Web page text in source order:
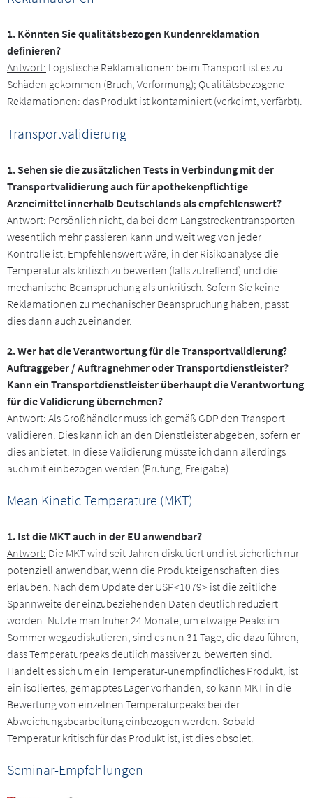
1. Könnten Sie qualitätsbezogen Kundenreklamation
definieren?
Antwort: Logistische Reklamationen: beim Transport ist es zu
Schäden gekommen (Bruch, Verformung); Qualitätsbezogene
Reklamationen: das Produkt ist kontaminiert (verkeimt, verfärbt).
Transportvalidierung
1. Sehen sie die zusätzlichen Tests in Verbindung mit der
Transportvalidierung auch für apothekenpflichtige
Arzneimittel innerhalb Deutschlands als empfehlenswert?
Antwort: Persönlich nicht, da bei dem Langstreckentransporten
wesentlich mehr passieren kann und weit weg von jeder
Kontrolle ist. Empfehlenswert wäre, in der Risikoanalyse die
Temperatur als kritisch zu bewerten (falls zutreffend) und die
mechanische Beanspruchung als unkritisch. Sofern Sie keine
Reklamationen zu mechanischer Beanspruchung haben, passt
dies dann auch zueinander.
2. Wer hat die Verantwortung für die Transportvalidierung?
Auftraggeber / Auftragnehmer oder Transportdienstleister?
Kann ein Transportdienstleister überhaupt die Verantwortung
für die Validierung übernehmen?
Antwort: Als Großhändler muss ich gemäß GDP den Transport
validieren. Dies kann ich an den Dienstleister abgeben, sofern er
dies anbietet. In diese Validierung müsste ich dann allerdings
auch mit einbezogen werden (Prüfung, Freigabe).
Mean Kinetic Temperature (MKT)
1. Ist die MKT auch in der EU anwendbar?
Antwort: Die MKT wird seit Jahren diskutiert und ist sicherlich nur
potenziell anwendbar, wenn die Produkteigenschaften dies
erlauben. Nach dem Update der USP<1079> ist die zeitliche
Spannweite der einzubeziehenden Daten deutlich reduziert
worden. Nutzte man früher 24 Monate, um etwaige Peaks im
Sommer wegzudiskutieren, sind es nun 31 Tage, die dazu führen,
dass Temperaturpeaks deutlich massiver zu bewerten sind.
Handelt es sich um ein Temperatur-unempfindliches Produkt, ist
ein isoliertes, gemapptes Lager vorhanden, so kann MKT in die
Bewertung von einzelnen Temperaturpeaks bei der
Abweichungsbearbeitung einbezogen werden. Sobald
Temperatur kritisch für das Produkt ist, ist dies obsolet.
Seminar-Empfehlungen